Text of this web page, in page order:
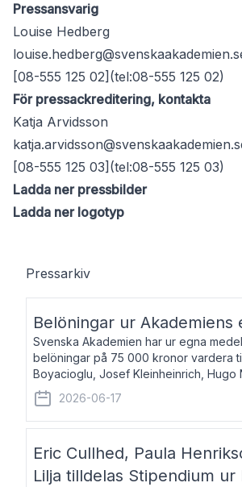
Pressansvarig
Louise Hedberg
[08-555 125 02](tel:08-555 125 02)
För pressackreditering, kontakta
Katja Arvidsson
[08-555 125 03](tel:08-555 125 03)
Ladda ner pressbilder
Ladda ner logotyp
Pressarkiv
Belöningar ur Akademiens
Svenska Akademien har ur egna
belöningar på 75 000 kronor vardera
Boyacioglu, Josef Kleinheinrich, Hugo
Stenroth och Svante Strandberg.
född 1981, är poet och scenartist. Josef
2026-06-17
Eric Cullhed, Paula
Lilja tilldelas Stipendium ur